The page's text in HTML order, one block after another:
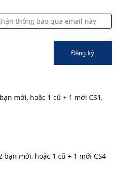
Đăng ký
mới, hoặc 1 cũ + 1 mới CS1,
mới, hoặc 1 cũ + 1 mới CS4